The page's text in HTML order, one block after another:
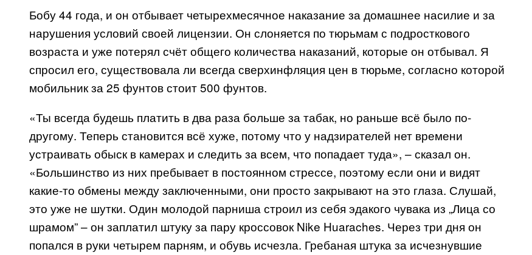
Бобу 44 года, и он отбывает четырехмесячное наказание за домашнее насилие и за
нарушения условий своей лицензии. Он слоняется по тюрьмам с подросткового
возраста и уже потерял счёт общего количества наказаний, которые он отбывал. Я
спросил его, существовала ли всегда сверхинфляция цен в тюрьме, согласно которой
мобильник за 25 фунтов стоит 500 фунтов.
«Ты всегда будешь платить в два раза больше за табак, но раньше всё было по-
другому. Теперь становится всё хуже, потому что у надзирателей нет времени
устраивать обыск в камерах и следить за всем, что попадает туда», – сказал он.
«Большинство из них пребывает в постоянном стрессе, поэтому если они и видят
какие-то обмены между заключенными, они просто закрывают на это глаза. Слушай,
это уже не шутки. Один молодой парниша строил из себя эдакого чувака из „Лица со
шрамом” – он заплатил штуку за пару кроссовок Nike Huaraches. Через три дня он
попался в руки четырем парням, и обувь исчезла. Гребаная штука за исчезнувшие